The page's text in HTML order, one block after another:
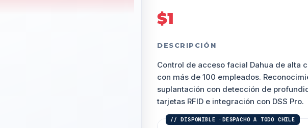
$1
DESCRIPCIÓN
Control de acceso facial Dahua de alta
con más de 100 empleados.
suplantación con detección de
tarjetas RFID e integración con DSS Pro.